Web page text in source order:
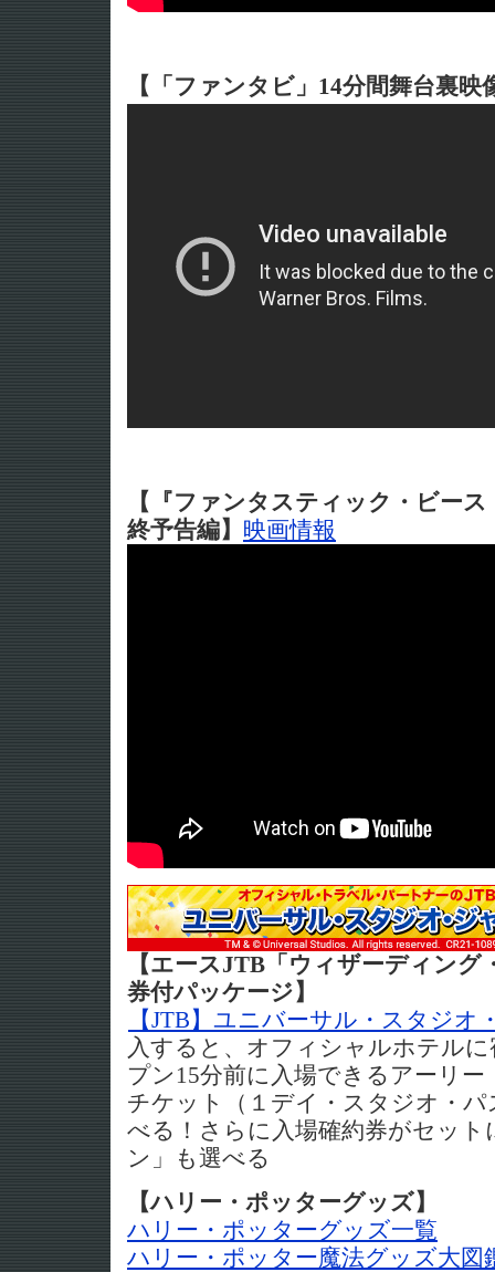
【「ファンタビ」14分間舞台裏映
【『ファンタスティック・ビー
終予告編】 映画情報
【エースJTB「ウィザーディング
券付パッケージ】
【JTB】ユニバーサル・スタジオ
入すると、オフィシャルホテル
プン15分前に入場できるアーリ
チケット（１デイ・スタジオ・パ
べる！さらに入場確約券がセット
ン」も選べる
【ハリー・ポッターグッズ】
ハリー・ポッターグッズ一覧
ハリー・ポッター魔法グッズ大図